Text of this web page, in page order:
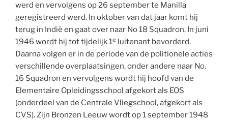
werd en vervolgens op 26 september te Manilla
geregistreerd werd. In oktober van dat jaar komt hij
terug in Indië en gaat over naar No 18 Squadron. In juni
1946 wordt hij tot tijdelijk 1e
luitenant bevorderd.
Daarna volgen er in de periode van de politionele acties
verschillende overplaatsingen, onder andere naar No.
16 Squadron en vervolgens wordt hij hoofd van de
Elementaire Opleidingsschool afgekort als EOS
(onderdeel van de Centrale Vliegschool, afgekort als
CVS). Zijn Bronzen Leeuw wordt op 1 september 1948